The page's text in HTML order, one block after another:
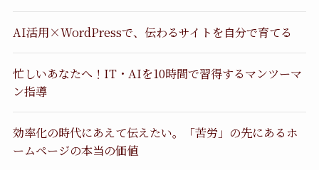
AI活用×WordPressで、伝わるサイトを自分で育てる
忙しいあなたへ！IT・AIを10時間で習得するマンツーマ
ン指導
効率化の時代にあえて伝えたい。「苦労」の先にあるホ
ームページの本当の価値